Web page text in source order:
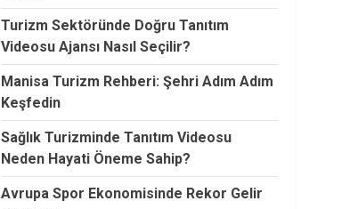
Turizm Sektöründe Doğru Tanıtım
Videosu Ajansı Nasıl Seçilir?
Manisa Turizm Rehberi: Şehri Adım Adım
Keşfedin
Sağlık Turizminde Tanıtım Videosu
Neden Hayati Öneme Sahip?
Avrupa Spor Ekonomisinde Rekor Gelir